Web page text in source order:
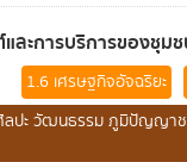
ะการบริการของชุม
1.6 เศรษฐกิจอัจฉริยะ
ลปะ วัฒนธรรม ภูมิปัญญาช